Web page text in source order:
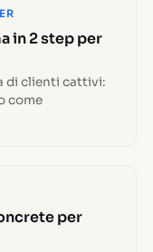
in 2 step per
di clienti cattivi:
come
per